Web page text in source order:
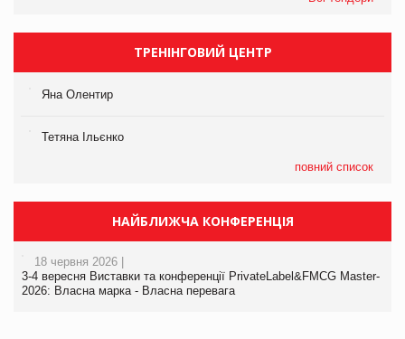
ТРЕНІНГОВИЙ ЦЕНТР
Яна Олентир
Тетяна Ільєнко
повний список
НАЙБЛИЖЧА КОНФЕРЕНЦІЯ
18 червня 2026 |
3-4 вересня Виставки та конференції PrivateLabel&FMCG Master-
2026: Власна марка - Власна перевага